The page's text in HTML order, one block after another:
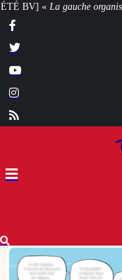
droit» [VOTRE AVIS]